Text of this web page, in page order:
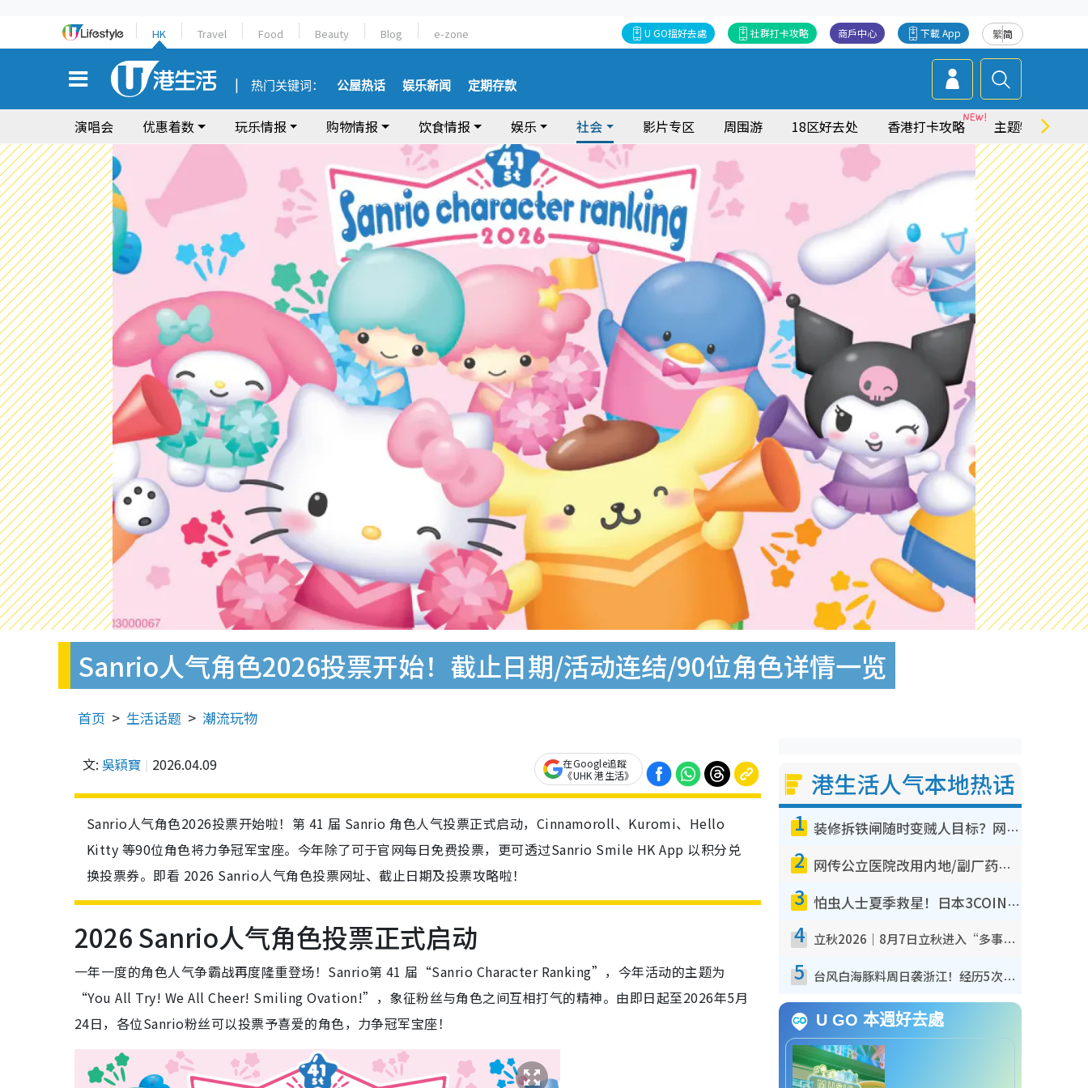
HK Travel Food Beauty Blog e-zone 繁简
下載 App
商戶中心
社群打卡攻略
U GO搵好去處
热门关键词： 公屋热话 娱乐新闻 定期存款
演唱会 优惠着数 玩乐情报 购物情报 饮食情报 娱乐 社会 影片专区 周围游 18区好去处 香港打卡攻略 主题特集
Sanrio人气角色2026投票开始！截止日期/活动连结/90位角色详情一览
首页 生活话题 潮流玩物
文: 吳穎寶 2026.04.09
在Google追蹤
《UHK 港生活》
Sanrio人气角色2026投票开始啦！第 41 届 Sanrio 角色人气投票正式启动，Cinnamoroll、Kuromi、Hello
Kitty 等90位角色将力争冠军宝座。今年除了可于官网每日免费投票，更可透过Sanrio Smile HK App 以积分兑
换投票券。即看 2026 Sanrio人气角色投票网址、截止日期及投票攻略啦！
2026 Sanrio人气角色投票正式启动
一年一度的角色人气争霸战再度隆重登场！Sanrio第 41 届“Sanrio Character Ranking”，今年活动的主题为
“You All Try! We All Cheer! Smiling Ovation!”，象征粉丝与角色之间互相打气的精神。由即日起至2026年5月
24日，各位Sanrio粉丝可以投票予喜爱的角色，力争冠军宝座！
港生活人气本地热话
1 装修拆铁闸随时变贼人目标？网友揭2大关键用途：装新款等于白装？附新旧铁闸分别
2 网传公立医院改用内地/副厂药？医生拆解正副厂分别，揭4类人换药随时出事
3 怕虫人士夏季救星！日本3COINS爆红驱虫神器$45起 1招“全程免触碰”轻松搞定小强
4 立秋2026｜8月7日立秋进入“多事之秋” 3件事不可做！专家教6招开运 清杂物／钱包纳气接好运
5 台风白海豚料周日袭浙江！经历5次“眼壁置换”极罕见 成登陆内地最长途台风
U GO 本週好去處